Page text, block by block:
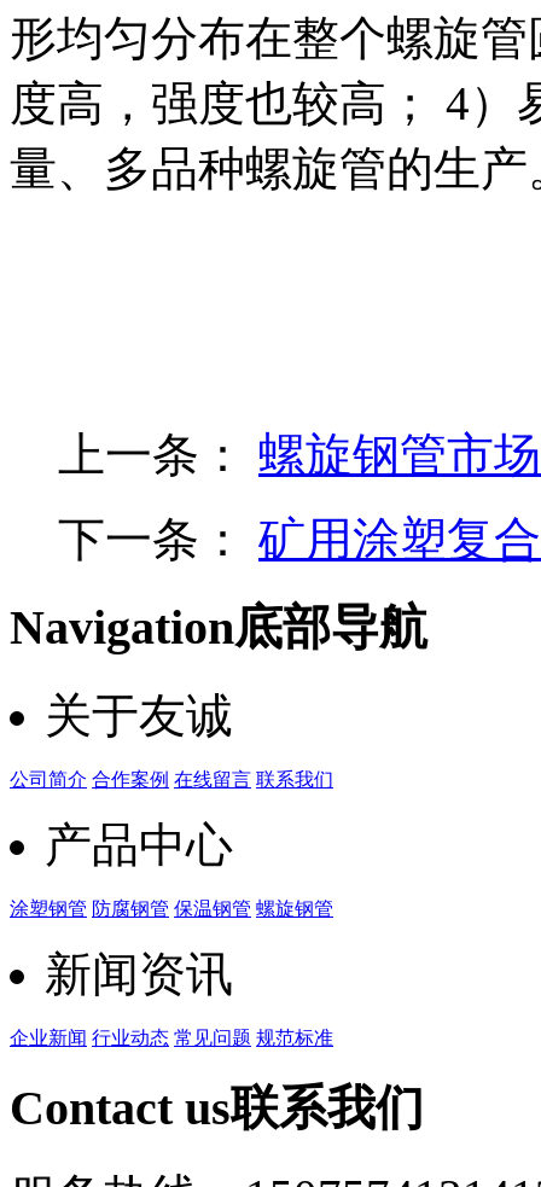
形均匀分布在整个螺旋
度高，强度也较高； 4
量、多品种螺旋管的生
上一条： 螺旋钢管市
下一条： 矿用涂塑复
Navigation底部导航
关于友诚
公司简介 合作案例 在线留言 联系我们
产品中心
涂塑钢管 防腐钢管 保温钢管 螺旋钢管
新闻资讯
企业新闻 行业动态 常见问题 规范标准
Contact us联系我们